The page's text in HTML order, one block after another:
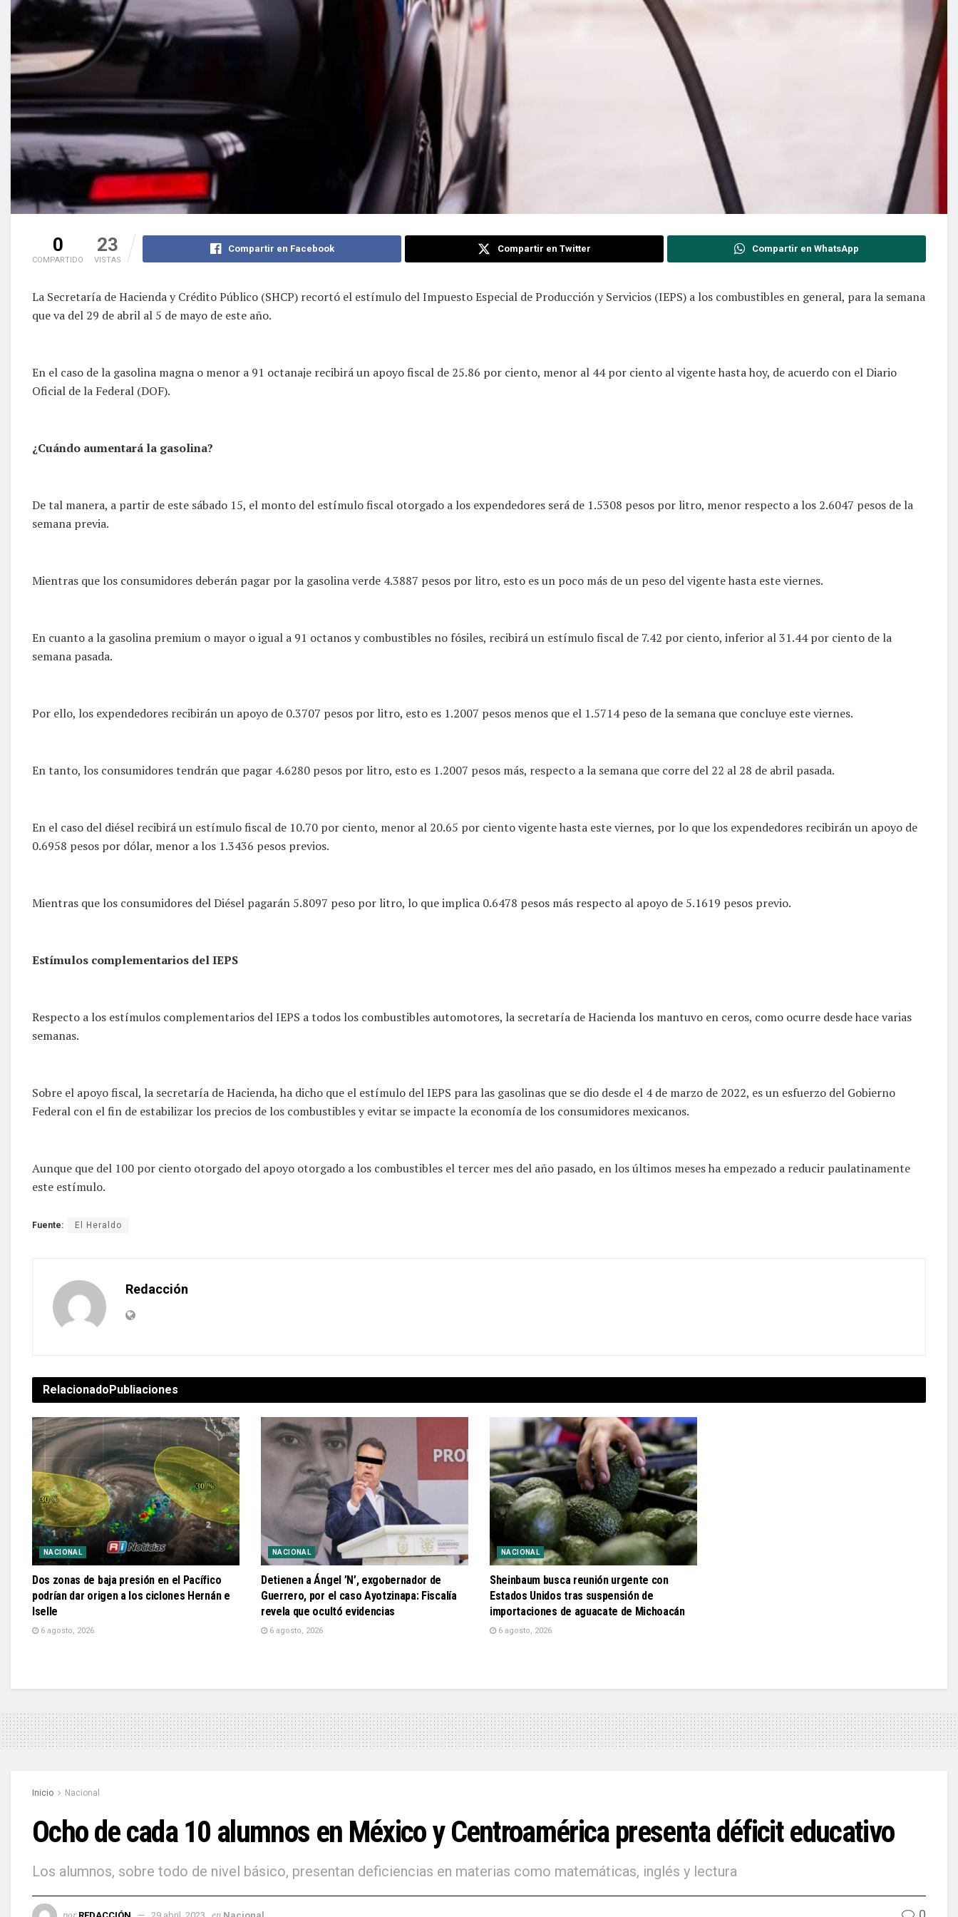
0
COMPARTIDO
23
VISTAS
Compartir en Facebook Compartir en Twitter Compartir en WhatsApp
La Secretaría de Hacienda y Crédito Público (SHCP) recortó el estímulo del Impuesto Especial de Producción y Servicios (IEPS) a los combustibles en general, para la semana
que va del 29 de abril al 5 de mayo de este año.
En el caso de la gasolina magna o menor a 91 octanaje recibirá un apoyo fiscal de 25.86 por ciento, menor al 44 por ciento al vigente hasta hoy, de acuerdo con el Diario
Oficial de la Federal (DOF).
¿Cuándo aumentará la gasolina?
De tal manera, a partir de este sábado 15, el monto del estímulo fiscal otorgado a los expendedores será de 1.5308 pesos por litro, menor respecto a los 2.6047 pesos de la
semana previa.
Mientras que los consumidores deberán pagar por la gasolina verde 4.3887 pesos por litro, esto es un poco más de un peso del vigente hasta este viernes.
En cuanto a la gasolina premium o mayor o igual a 91 octanos y combustibles no fósiles, recibirá un estímulo fiscal de 7.42 por ciento, inferior al 31.44 por ciento de la
semana pasada.
Por ello, los expendedores recibirán un apoyo de 0.3707 pesos por litro, esto es 1.2007 pesos menos que el 1.5714 peso de la semana que concluye este viernes.
En tanto, los consumidores tendrán que pagar 4.6280 pesos por litro, esto es 1.2007 pesos más, respecto a la semana que corre del 22 al 28 de abril pasada.
En el caso del diésel recibirá un estímulo fiscal de 10.70 por ciento, menor al 20.65 por ciento vigente hasta este viernes, por lo que los expendedores recibirán un apoyo de
0.6958 pesos por dólar, menor a los 1.3436 pesos previos.
Mientras que los consumidores del Diésel pagarán 5.8097 peso por litro, lo que implica 0.6478 pesos más respecto al apoyo de 5.1619 pesos previo.
Estímulos complementarios del IEPS
Respecto a los estímulos complementarios del IEPS a todos los combustibles automotores, la secretaría de Hacienda los mantuvo en ceros, como ocurre desde hace varias
semanas.
Sobre el apoyo fiscal, la secretaría de Hacienda, ha dicho que el estímulo del IEPS para las gasolinas que se dio desde el 4 de marzo de 2022, es un esfuerzo del Gobierno
Federal con el fin de estabilizar los precios de los combustibles y evitar se impacte la economía de los consumidores mexicanos.
Aunque que del 100 por ciento otorgado del apoyo otorgado a los combustibles el tercer mes del año pasado, en los últimos meses ha empezado a reducir paulatinamente
este estímulo.
Fuente: El Heraldo
Redacción
RelacionadoPubliaciones
NACIONAL
Dos zonas de baja presión en el Pacífico
podrían dar origen a los ciclones Hernán e
Iselle
6 agosto, 2026
NACIONAL
Detienen a Ángel ’N’, exgobernador de
Guerrero, por el caso Ayotzinapa: Fiscalía
revela que ocultó evidencias
6 agosto, 2026
NACIONAL
Sheinbaum busca reunión urgente con
Estados Unidos tras suspensión de
importaciones de aguacate de Michoacán
6 agosto, 2026
Inicio Nacional
Ocho de cada 10 alumnos en México y Centroamérica presenta déficit educativo
Los alumnos, sobre todo de nivel básico, presentan deficiencias en materias como matemáticas, inglés y lectura